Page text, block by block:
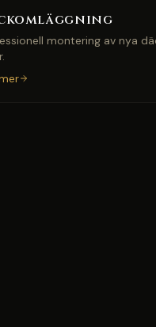
montering av nya